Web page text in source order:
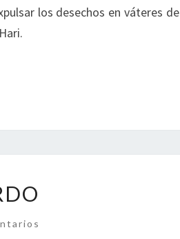
los desechos en váteres de